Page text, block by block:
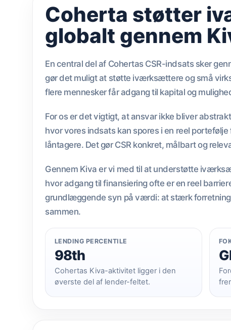
Coherta støtter
globalt gennem
En central del af Cohertas CSR-indsats sker
gør det muligt at støtte iværksættere og små
flere mennesker får adgang til kapital og
For os er det vigtigt, at ansvar ikke bliver
hvor vores indsats kan spores i en reel
låntagere. Det gør CSR konkret, målbart og
Gennem Kiva er vi med til at understøtte
hvor adgang til finansiering ofte er en reel
grundlæggende syn på værdi: at stærk
sammen.
LENDING PERCENTILE
98th
Cohertas Kiva-aktivitet ligger i den
øverste del af lender-feltet.